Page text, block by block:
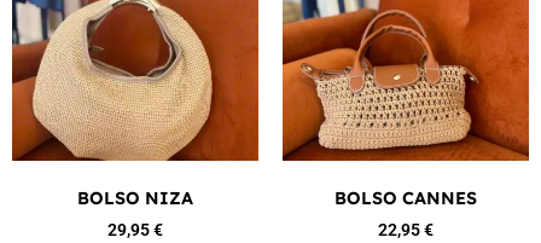
BOLSO NIZA
29,95€
BOLSO CANNES
22,95€